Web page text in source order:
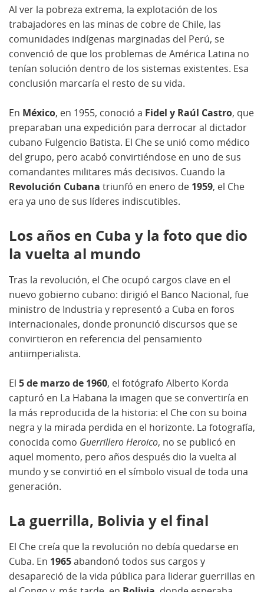
Al ver la pobreza extrema, la explotación de los
trabajadores en las minas de cobre de Chile, las
comunidades indígenas marginadas del Perú, se
convenció de que los problemas de América Latina no
tenían solución dentro de los sistemas existentes. Esa
conclusión marcaría el resto de su vida.
En México, en 1955, conoció a Fidel y Raúl Castro, que
preparaban una expedición para derrocar al dictador
cubano Fulgencio Batista. El Che se unió como médico
del grupo, pero acabó convirtiéndose en uno de sus
comandantes militares más decisivos. Cuando la
Revolución Cubana triunfó en enero de 1959, el Che
era ya uno de sus líderes indiscutibles.
Los años en Cuba y la foto que dio
la vuelta al mundo
Tras la revolución, el Che ocupó cargos clave en el
nuevo gobierno cubano: dirigió el Banco Nacional, fue
ministro de Industria y representó a Cuba en foros
internacionales, donde pronunció discursos que se
convirtieron en referencia del pensamiento
antiimperialista.
El 5 de marzo de 1960, el fotógrafo Alberto Korda
capturó en La Habana la imagen que se convertiría en
la más reproducida de la historia: el Che con su boina
negra y la mirada perdida en el horizonte. La fotografía,
conocida como Guerrillero Heroico, no se publicó en
aquel momento, pero años después dio la vuelta al
mundo y se convirtió en el símbolo visual de toda una
generación.
La guerrilla, Bolivia y el final
El Che creía que la revolución no debía quedarse en
Cuba. En 1965abandonó todos sus cargos y
desapareció de la vida pública para liderar guerrillas en